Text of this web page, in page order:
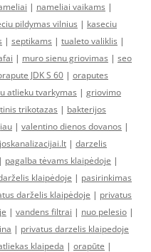
| nameliai vaikams |
pildymas vilnius | kaseciu
| septikams | tualeto valiklis |
| muro sienu griovimas | seo
JDK S 60 | oraputes
atlieku tvarkymas | griovimo
trikotazas | bakterijos
| valentino dienos dovanos |
| darzelis
| pagalba tėvams klaipėdoje |
klaipėdoje | pasirinkimas
darželis klaipėdoje | privatus
| vandens filtrai | nuo pelesio |
| privatus darzelis klaipedoje
klaipeda | orapūte |